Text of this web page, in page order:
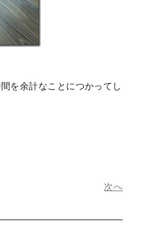
を余計なことにつかってし
次へ